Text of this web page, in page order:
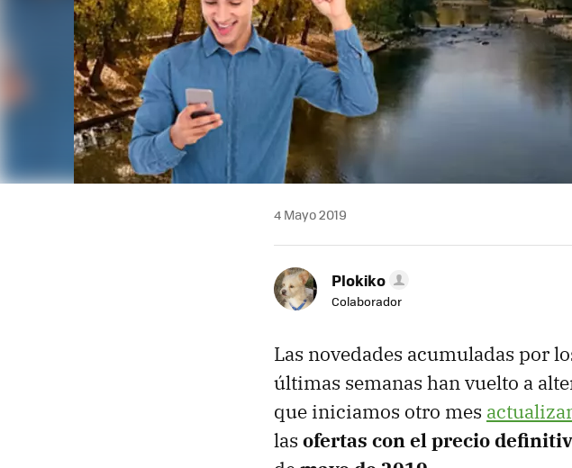
4 Mayo 2019
Plokiko
Colaborador
Las novedades acumuladas por
últimas semanas han vuelto a
que iniciamos otro mes
las ofertas con el precio